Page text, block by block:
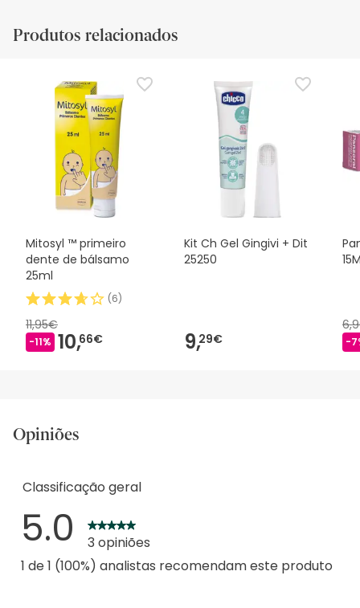
Uso tópico. Permitido seu uso em crianças menores de 6
Produtos relacionados
Mitosyl ™ primeiro
dente de bálsamo
25ml
(6)
11,95€
-11% 10,66€
Kit Ch Gel Gingivi + Dit
25250
9,29€ -
Opiniões
Classificação geral
5.0
3 opiniões
1 de 1 (100%) analistas recomendam este produto